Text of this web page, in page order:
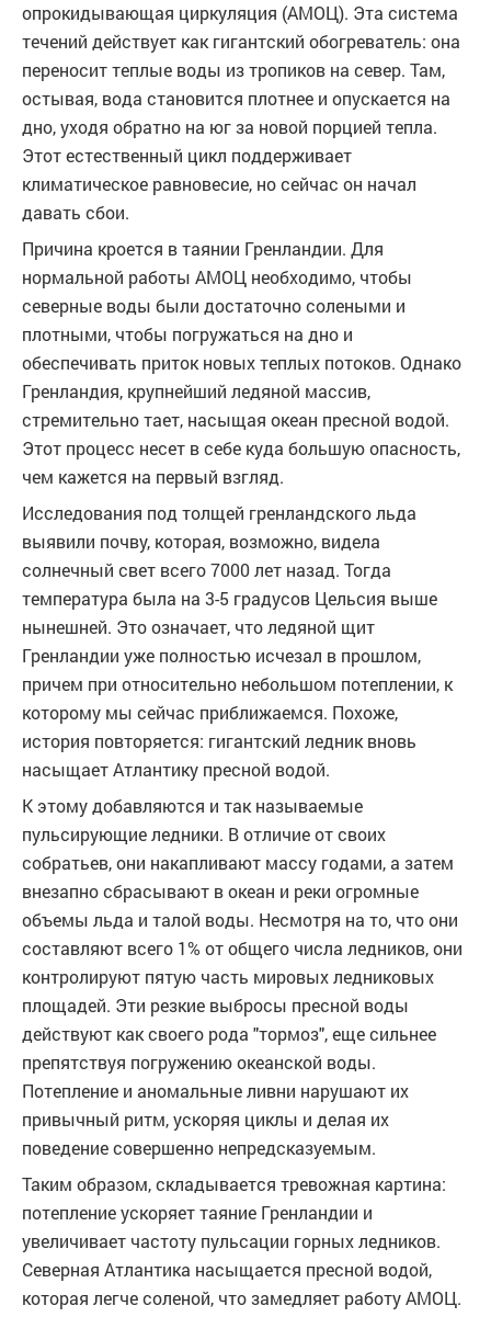
опрокидывающая циркуляция (АМОЦ). Эта система
течений действует как гигантский обогреватель: она
переносит теплые воды из тропиков на север. Там,
остывая, вода становится плотнее и опускается на
дно, уходя обратно на юг за новой порцией тепла.
Этот естественный цикл поддерживает
климатическое равновесие, но сейчас он начал
давать сбои.
Причина кроется в таянии Гренландии. Для
нормальной работы АМОЦ необходимо, чтобы
северные воды были достаточно солеными и
плотными, чтобы погружаться на дно и
обеспечивать приток новых теплых потоков. Однако
Гренландия, крупнейший ледяной массив,
стремительно тает, насыщая океан пресной водой.
Этот процесс несет в себе куда большую опасность,
чем кажется на первый взгляд.
Исследования под толщей гренландского льда
выявили почву, которая, возможно, видела
солнечный свет всего 7000 лет назад. Тогда
температура была на 3-5 градусов Цельсия выше
нынешней. Это означает, что ледяной щит
Гренландии уже полностью исчезал в прошлом,
причем при относительно небольшом потеплении, к
которому мы сейчас приближаемся. Похоже,
история повторяется: гигантский ледник вновь
насыщает Атлантику пресной водой.
К этому добавляются и так называемые
пульсирующие ледники. В отличие от своих
собратьев, они накапливают массу годами, а затем
внезапно сбрасывают в океан и реки огромные
объемы льда и талой воды. Несмотря на то, что они
составляют всего 1% от общего числа ледников, они
контролируют пятую часть мировых ледниковых
площадей. Эти резкие выбросы пресной воды
действуют как своего рода "тормоз", еще сильнее
препятствуя погружению океанской воды.
Потепление и аномальные ливни нарушают их
привычный ритм, ускоряя циклы и делая их
поведение совершенно непредсказуемым.
Таким образом, складывается тревожная картина:
потепление ускоряет таяние Гренландии и
увеличивает частоту пульсации горных ледников.
Северная Атлантика насыщается пресной водой,
которая легче соленой, что замедляет работу АМОЦ.